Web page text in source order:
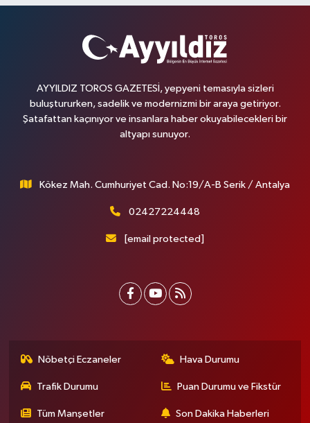
AYYILDIZ TOROS GAZETESİ, yepyeni temasıyla sizleri
buluştururken, sadelik ve modernizmi bir araya getiriyor.
Şatafattan kaçınıyor ve insanlara haber okuyabilecekleri bir
altyapı sunuyor.
Kökez Mah. Cumhuriyet Cad. No:19/A-B Serik / Antalya
02427224448
[email protected]
Nöbetçi Eczaneler Hava Durumu
Trafik Durumu Puan Durumu ve Fikstür
Tüm Manşetler Son Dakika Haberleri